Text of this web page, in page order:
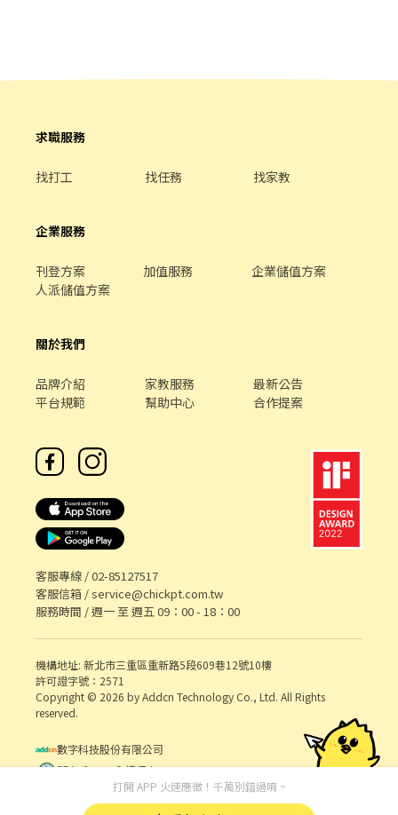
求職服務
找打工 找任務 找家教
企業服務
刊登方案 加值服務
企業儲值方案
人派儲值方案
關於我們
品牌介紹 家教服務
最新公告
平台規範
幫助中心 合作提案
客服專線 /02-85127517
客服信箱 /service@chickpt.com.tw
服務時間 / 週一 至 週五 09：00 - 18：00
機構地址: 新北市三重區重新路5段609巷12號10樓
許可證字號：2571
Copyright © 2026 by Addcn Technology Co., Ltd. All Rights
reserved.
數字科技股份有限公司
鄧白氏 ESG 永續標章
打開 APP 火速應徵！千萬別錯過唷 ~